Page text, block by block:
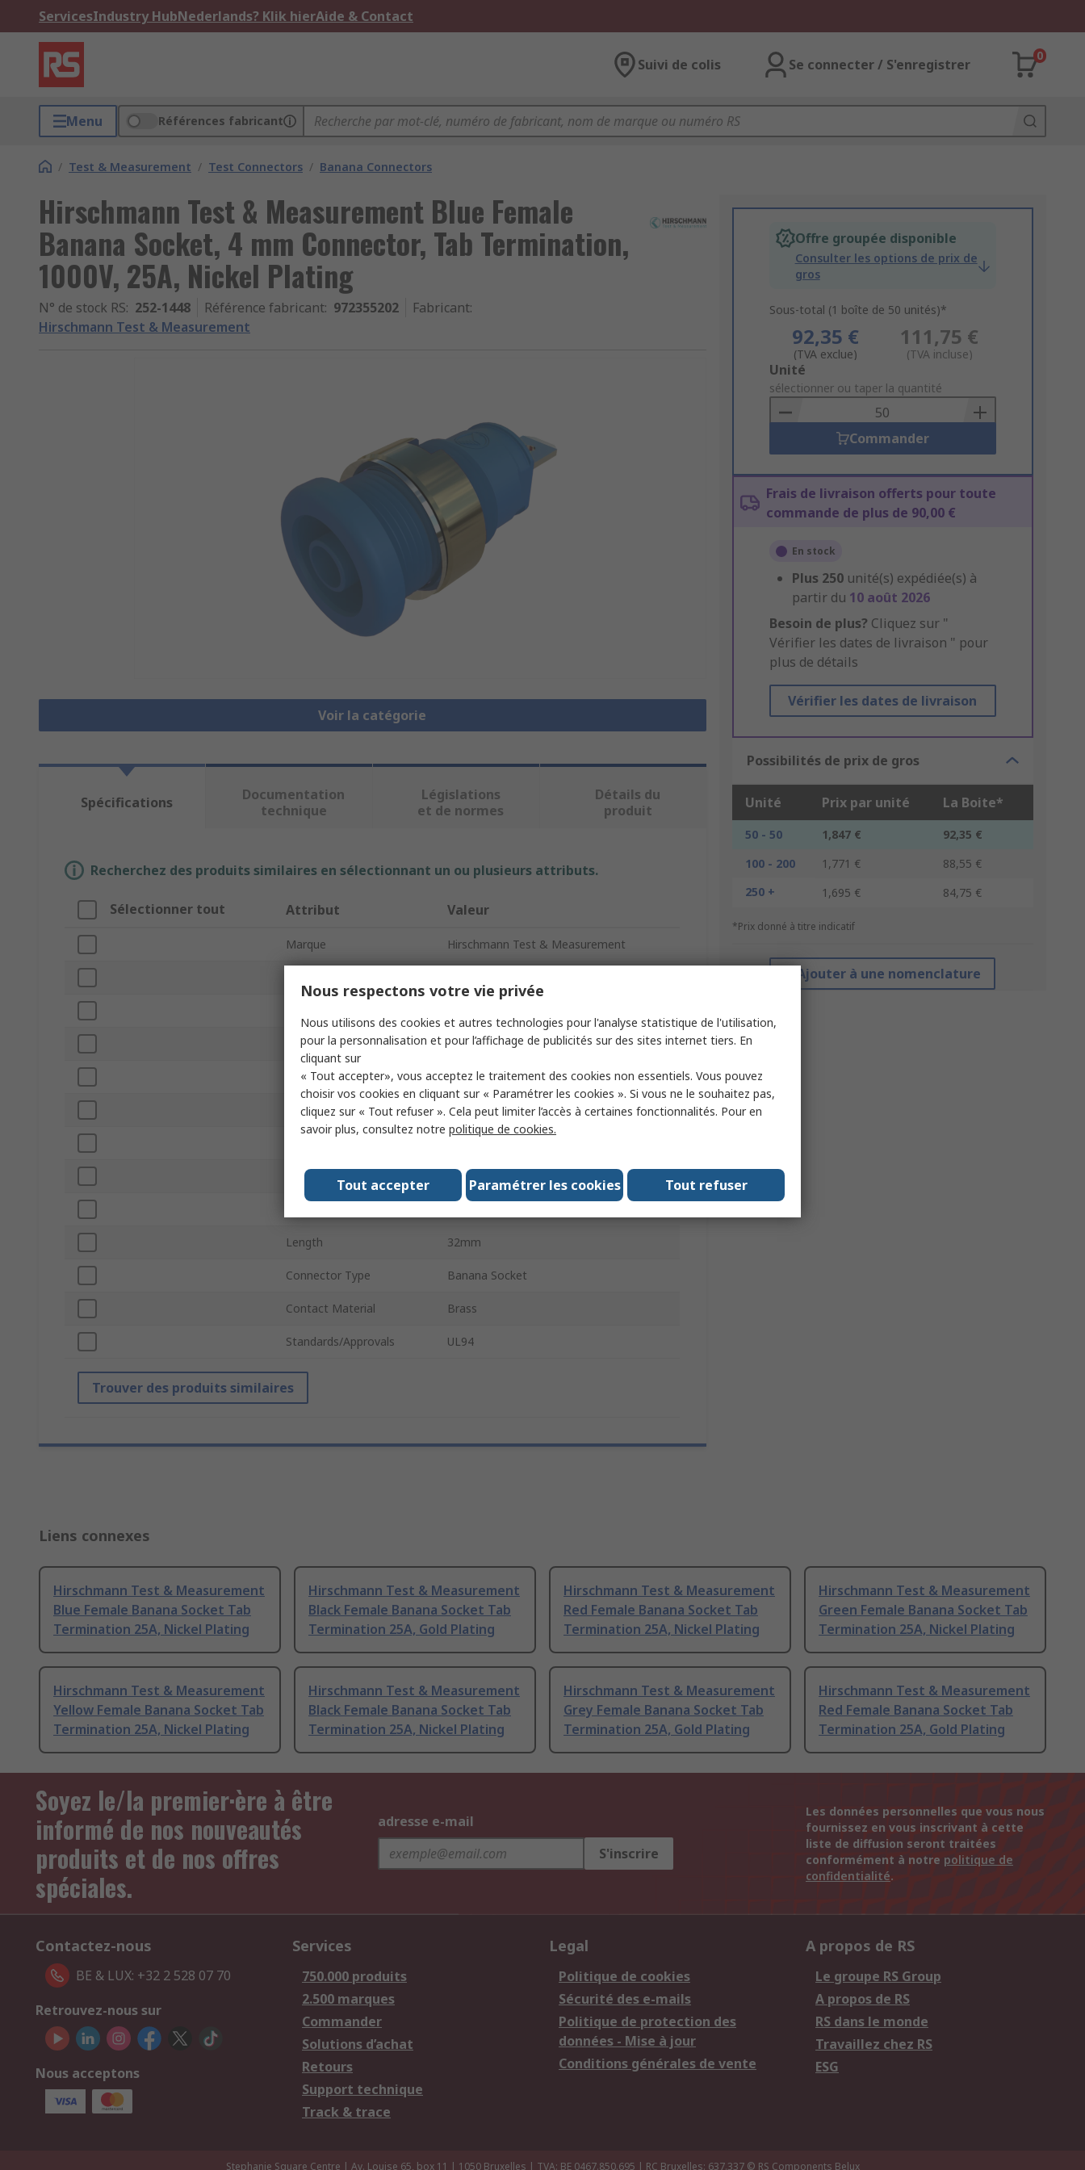
ServicesIndustry HubNederlands? Klik hierAide & Contact
Suivi de colis Se connecter / S'enregistrer
0
Menu Références fabricant
/ Test & Measurement / Test Connectors / Banana Connectors
Hirschmann Test & Measurement Blue Female
Banana Socket, 4 mm Connector, Tab Termination,
1000V, 25A, Nickel Plating
N° de stock RS: 252-1448 Référence fabricant: 972355202 Fabricant:
Hirschmann Test & Measurement
Voir la catégorie
Offre groupée disponible
Consulter les options de prix de
gros
Sous-total (1 boîte de 50 unités)*
92,35 €
(TVA exclue)
111,75 €
(TVA incluse)
Add
to
Basket
Unité
sélectionner ou taper la quantité
Commander
Frais de livraison offerts pour toute
commande de plus de 90,00 €
En stock
Plus 250 unité(s) expédiée(s) à
partir du 10 août 2026
Besoin de plus? Cliquez sur "
Vérifier les dates de livraison " pour
plus de détails
Vérifier les dates de livraison
Possibilités de prix de gros
Unité Prix par unité La Boite*
50 - 50 1,847 €
92,35 €
100 - 200
1,771 €
88,55 €
250 +
1,695 € 84,75 €
*Prix donné à titre indicatif
Ajouter à une nomenclature
Spécifications
Documentation
technique
Législations
et de normes
Détails du
produit
Recherchez des produits similaires en sélectionnant un ou plusieurs attributs.
Sélectionner tout Attribut Valeur
Marque Hirschmann Test & Measurement
Gender Female
Termination Method Tab
Current 25A
Connector Size 4 mm
Length 32mm
Connector Type Banana Socket
Contact Material Brass
Standards/Approvals UL94
Trouver des produits similaires
Liens connexes
Hirschmann Test & Measurement
Blue Female Banana Socket Tab
Termination 25A, Nickel Plating
Hirschmann Test & Measurement
Black Female Banana Socket Tab
Termination 25A, Gold Plating
Hirschmann Test & Measurement
Red Female Banana Socket Tab
Termination 25A, Nickel Plating
Hirschmann Test & Measurement
Green Female Banana Socket Tab
Termination 25A, Nickel Plating
Hirschmann Test & Measurement
Yellow Female Banana Socket Tab
Termination 25A, Nickel Plating
Hirschmann Test & Measurement
Black Female Banana Socket Tab
Termination 25A, Nickel Plating
Hirschmann Test & Measurement
Grey Female Banana Socket Tab
Termination 25A, Gold Plating
Hirschmann Test & Measurement
Red Female Banana Socket Tab
Termination 25A, Gold Plating
Soyez le/la premier·ère à être
informé de nos nouveautés
produits et de nos offres
spéciales.
adresse e-mail
S'inscrire
Les données personnelles que vous nous
fournissez en vous inscrivant à cette
liste de diffusion seront traitées
conformément à notre politique de
confidentialité.
Contactez-nous
BE & LUX: +32 2 528 07 70
Retrouvez-nous sur
Nous acceptons
Services
750.000 produits
2.500 marques
Commander
Solutions d’achat
Retours
Support technique
Track & trace
Legal
Politique de cookies
Sécurité des e-mails
Politique de protection des
données - Mise à jour
Conditions générales de vente
A propos de RS
Le groupe RS Group
A propos de RS
RS dans le monde
Travaillez chez RS
ESG
Stephanie Square Centre | Av. Louise 65, box 11 | 1050 Bruxelles | TVA: BE 0467.850.695 | RC Bruxelles: 637.337 © RS Components Belux
Nous respectons votre vie privée
Nous utilisons des cookies et autres technologies pour l'analyse statistique de l'utilisation,
pour la personnalisation et pour l’affichage de publicités sur des sites internet tiers. En
cliquant sur
« Tout accepter», vous acceptez le traitement des cookies non essentiels. Vous pouvez
choisir vos cookies en cliquant sur « Paramétrer les cookies ». Si vous ne le souhaitez pas,
cliquez sur « Tout refuser ». Cela peut limiter l’accès à certaines fonctionnalités. Pour en
savoir plus, consultez notre politique de cookies.
Tout accepter Paramétrer les cookies Tout refuser